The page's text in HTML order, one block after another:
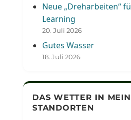
Neue „Dreharbeiten“
Learning
20. Juli 2026
Gutes Wasser
18. Juli 2026
DAS WETTER IN
STANDORTEN